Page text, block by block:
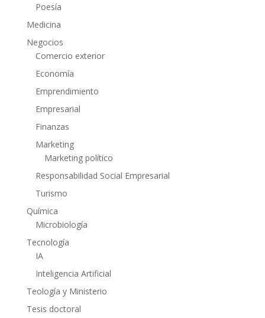
Poesía
Medicina
Negocios
Comercio exterior
Economía
Emprendimiento
Empresarial
Finanzas
Marketing
Marketing político
Responsabilidad Social Empresarial
Turismo
Química
Microbiología
Tecnología
IA
Inteligencia Artificial
Teología y Ministerio
Tesis doctoral